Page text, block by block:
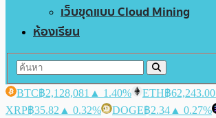
เว็บขุดแบบ Cloud Mining
ห้องเรียน
BTC฿2,128,081 ▲ 1.40% ETH฿62,243.00
XRP฿35.82 ▲ 0.32% DOGE฿2.34 ▲ 0.27%